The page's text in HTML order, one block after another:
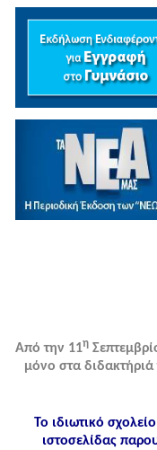
Από την 11η
μόνο στα
Το ιδιωτικό
ιστοσελίδας